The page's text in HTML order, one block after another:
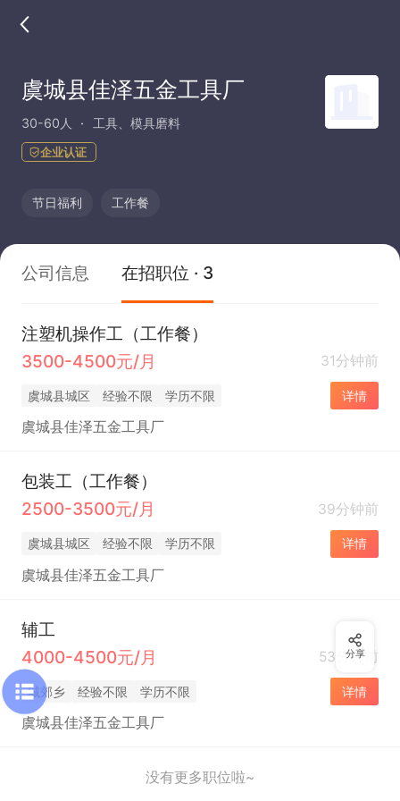
虞城县佳泽五金工具厂
30-60人 工具、模具磨料
企业认证
节日福利 工作餐
公司信息 在招职位 · 3
注塑机操作工（工作餐）
3500-4500元/月
31分钟前
虞城县城区 经验不限 学历不限 详情
虞城县佳泽五金工具厂
包装工（工作餐）
2500-3500元/月
39分钟前
虞城县城区 经验不限 学历不限 详情
虞城县佳泽五金工具厂
辅工
4000-4500元/月
53分钟前
城郊乡 经验不限 学历不限 详情
虞城县佳泽五金工具厂
没有更多职位啦~
分享